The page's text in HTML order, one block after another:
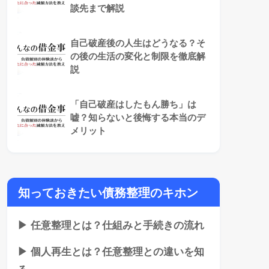
談先まで解説
自己破産後の人生はどうなる？そ
の後の生活の変化と制限を徹底解
説
「自己破産はしたもん勝ち」は
嘘？知らないと後悔する本当のデ
メリット
知っておきたい債務整理のキホン
▶ 任意整理とは？仕組みと手続きの流れ
▶ 個人再生とは？任意整理との違いを知